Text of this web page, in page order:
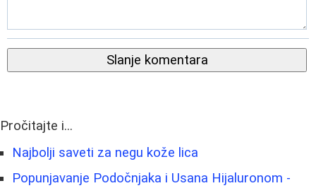
Slanje komentara
Pročitajte i...
Najbolji saveti za negu kože lica
Popunjavanje Podočnjaka i Usana Hijaluronom -